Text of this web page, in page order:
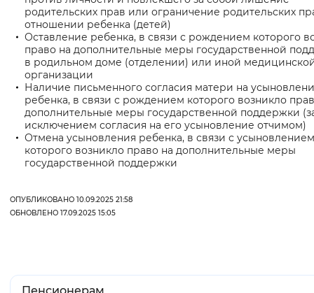
родительских прав или ограничение родительских
отношении ребенка (детей)
Оставление ребенка, в связи с рождением которого
право на дополнительные меры государственной
в родильном доме (отделении) или иной
организации
Наличие письменного согласия матери на
ребенка, в связи с рождением которого возникло
дополнительные меры государственной поддержки
исключением согласия на его усыновление отчимом)
Отмена усыновления ребенка, в связи с усыновлением
которого возникло право на дополнительные меры
государственной поддержки
ОПУБЛИКОВАНО 10.09.2025 21:58
ОБНОВЛЕНО 17.09.2025 15:05